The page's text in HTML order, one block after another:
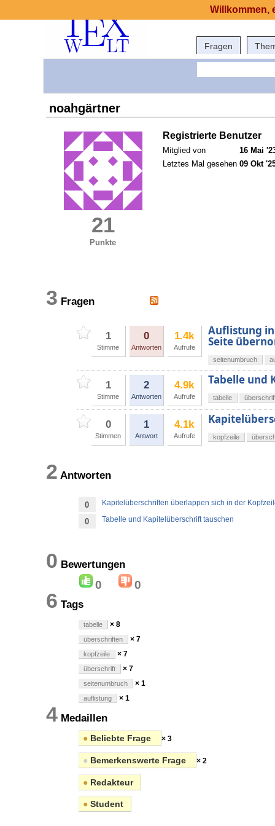
Fragen
noahgärtner
21
Punkte
Registrierte Benutzer
Mitglied von
16 Mai
Letztes Mal gesehen 09 Okt
3 Fragen
1
Stimme
0
Antworten
1.4k
Aufrufe
Auflistung
Seite
seitenumbruch
1
Stimme
2
Antworten
4.9k
Aufrufe
Tabelle und
tabelle
0
Stimmen
1
Antwort
4.1k
Aufrufe kopfzeile
2 Antworten
0 Kapitelüberschriften überlappen sich in der
0 Tabelle und Kapitelüberschrift tauschen
0 Bewertungen
0 0
6 Tags
tabelle × 8
überschriften × 7
kopfzeile × 7
überschrift × 7
seitenumbruch × 1
auflistung × 1
4 Medaillen
● Beliebte Frage × 3
● Bemerkenswerte Frage × 2
● Redakteur
● Student
Willkommen,